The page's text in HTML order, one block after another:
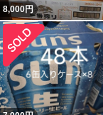
8,000円